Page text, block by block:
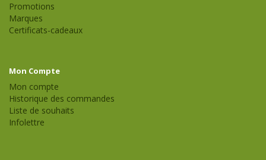
Promotions
Marques
Certificats-cadeaux
Mon Compte
Mon compte
Historique des commandes
Liste de souhaits
Infolettre